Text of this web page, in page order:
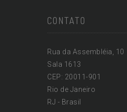
CONTATO
Rua da Assembléia, 10
Sala 1613
CEP: 20011-901
Rio de Janeiro
RJ - Brasil